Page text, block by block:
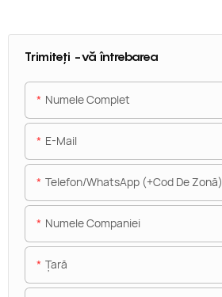
Trimiteți -vă întrebarea
Numele Complet
E-Mail
Telefon/WhatsApp (+Cod De Zonă)
Numele Companiei
Ţară